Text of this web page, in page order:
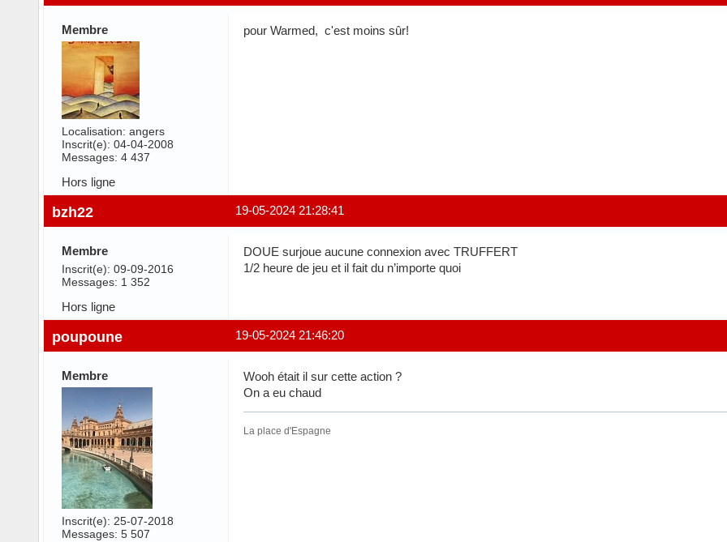
Membre
Localisation: angers
Inscrit(e): 04-04-2008
Messages: 4 437
pour Warmed, c'est moins sûr!
Hors ligne
19-05-2024 21:28:41
bzh22
Membre
Inscrit(e): 09-09-2016
Messages: 1 352
DOUE surjoue aucune connexion avec TRUFFERT
1/2 heure de jeu et il fait du n’importe quoi
Hors ligne
19-05-2024 21:46:20
poupoune
Membre
Inscrit(e): 25-07-2018
Messages: 5 507
Wooh était il sur cette action ?
On a eu chaud
La place d'Espagne